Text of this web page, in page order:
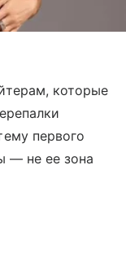
которые
первого
— не ее зона